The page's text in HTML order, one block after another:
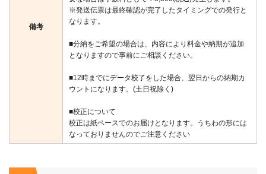
備考
※発送伝票は最終確認が完了したタイミングでの発行と
なります。
■分納をご希望の場合は、内容により料金や納期が追加
となりますので事前にご相談ください。
■12時までにデータ校了をした場合、翌日からの納期カ
ウントになります。(土日祝除く)
■校正について
校正は紙ベースでのお届けとなります。うちわの形には
なっておりませんのでご注意ください